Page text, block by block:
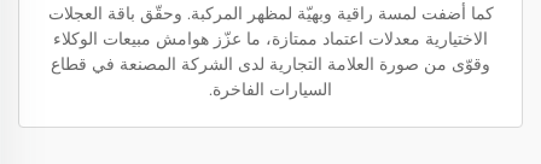
كما أضفت لمسة راقية وبهيّة لمظهر المركبة. وحقّق باقة العجلات
الاختيارية معدلات اعتماد ممتازة، ما عزّز هوامش مبيعات الوكلاء
وقوّى من صورة العلامة التجارية لدى الشركة المصنعة في قطاع
السيارات الفاخرة.